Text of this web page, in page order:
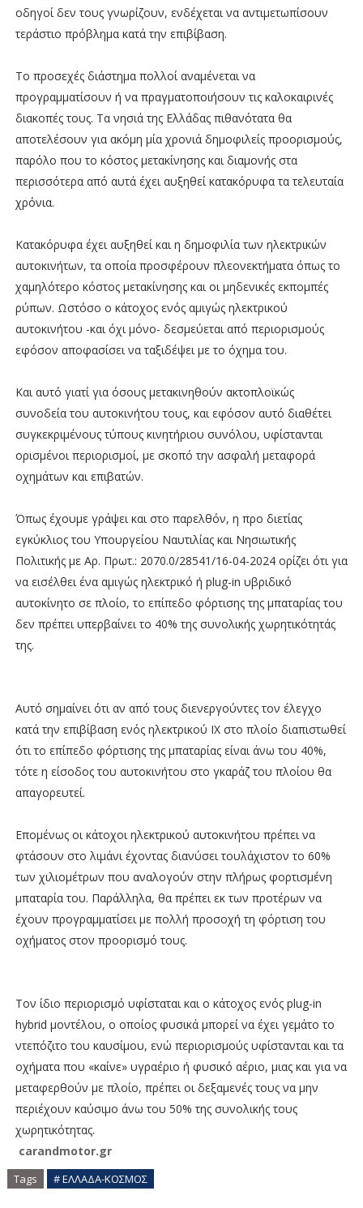
οδηγοί δεν τους γνωρίζουν, ενδέχεται να αντιμετωπίσουν
τεράστιο πρόβλημα κατά την επιβίβαση.
Το προσεχές διάστημα πολλοί αναμένεται να
προγραμματίσουν ή να πραγματοποιήσουν τις καλοκαιρινές
διακοπές τους. Τα νησιά της Ελλάδας πιθανότατα θα
αποτελέσουν για ακόμη μία χρονιά δημοφιλείς προορισμούς,
παρόλο που το κόστος μετακίνησης και διαμονής στα
περισσότερα από αυτά έχει αυξηθεί κατακόρυφα τα τελευταία
χρόνια.
Κατακόρυφα έχει αυξηθεί και η δημοφιλία των ηλεκτρικών
αυτοκινήτων, τα οποία προσφέρουν πλεονεκτήματα όπως το
χαμηλότερο κόστος μετακίνησης και οι μηδενικές εκπομπές
ρύπων. Ωστόσο ο κάτοχος ενός αμιγώς ηλεκτρικού
αυτοκινήτου -και όχι μόνο- δεσμεύεται από περιορισμούς
εφόσον αποφασίσει να ταξιδέψει με το όχημα του.
Και αυτό γιατί για όσους μετακινηθούν ακτοπλοϊκώς
συνοδεία του αυτοκινήτου τους, και εφόσον αυτό διαθέτει
συγκεκριμένους τύπους κινητήριου συνόλου, υφίστανται
ορισμένοι περιορισμοί, με σκοπό την ασφαλή μεταφορά
οχημάτων και επιβατών.
Όπως έχουμε γράψει και στο παρελθόν, η προ διετίας
εγκύκλιος του Υπουργείου Ναυτιλίας και Νησιωτικής
Πολιτικής με Αρ. Πρωτ.: 2070.0/28541/16-04-2024 ορίζει ότι για
να εισέλθει ένα αμιγώς ηλεκτρικό ή plug-in υβριδικό
αυτοκίνητο σε πλοίο, το επίπεδο φόρτισης της μπαταρίας του
δεν πρέπει υπερβαίνει το 40% της συνολικής χωρητικότητάς
της.
Αυτό σημαίνει ότι αν από τους διενεργούντες τον έλεγχο
κατά την επιβίβαση ενός ηλεκτρικού ΙΧ στο πλοίο διαπιστωθεί
ότι το επίπεδο φόρτισης της μπαταρίας είναι άνω του 40%,
τότε η είσοδος του αυτοκινήτου στο γκαράζ του πλοίου θα
απαγορευτεί.
Επομένως οι κάτοχοι ηλεκτρικού αυτοκινήτου πρέπει να
φτάσουν στο λιμάνι έχοντας διανύσει τουλάχιστον το 60%
των χιλιομέτρων που αναλογούν στην πλήρως φορτισμένη
μπαταρία του. Παράλληλα, θα πρέπει εκ των προτέρων να
έχουν προγραμματίσει με πολλή προσοχή τη φόρτιση του
οχήματος στον προορισμό τους.
Τον ίδιο περιορισμό υφίσταται και ο κάτοχος ενός plug-in
hybrid μοντέλου, ο οποίος φυσικά μπορεί να έχει γεμάτο το
ντεπόζιτο του καυσίμου, ενώ περιορισμούς υφίστανται και τα
οχήματα που «καίνε» υγραέριο ή φυσικό αέριο, μιας και για να
μεταφερθούν με πλοίο, πρέπει οι δεξαμενές τους να μην
περιέχουν καύσιμο άνω του 50% της συνολικής τους
χωρητικότητας.
carandmotor.gr
Tags # ΕΛΛΑΔΑ-ΚΟΣΜΟΣ